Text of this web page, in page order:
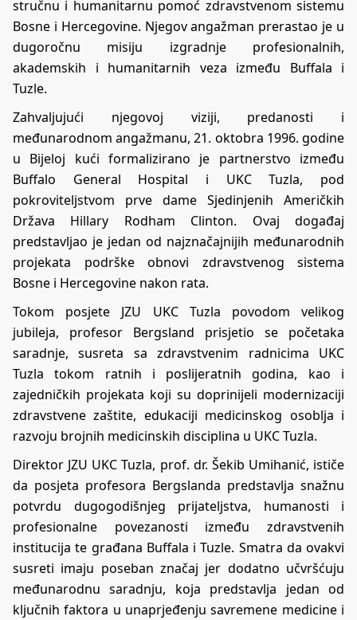
stručnu i humanitarnu pomoć zdravstvenom sistemu
Bosne i Hercegovine. Njegov angažman prerastao je u
dugoročnu misiju izgradnje profesionalnih,
akademskih i humanitarnih veza između Buffala i
Tuzle.
Zahvaljujući njegovoj viziji, predanosti i
međunarodnom angažmanu, 21. oktobra 1996. godine
u Bijeloj kući formalizirano je partnerstvo između
Buffalo General Hospital i UKC Tuzla, pod
pokroviteljstvom prve dame Sjedinjenih Američkih
Država Hillary Rodham Clinton. Ovaj događaj
predstavljao je jedan od najznačajnijih međunarodnih
projekata podrške obnovi zdravstvenog sistema
Bosne i Hercegovine nakon rata.
Tokom posjete JZU UKC Tuzla povodom velikog
jubileja, profesor Bergsland prisjetio se početaka
saradnje, susreta sa zdravstvenim radnicima UKC
Tuzla tokom ratnih i poslijeratnih godina, kao i
zajedničkih projekata koji su doprinijeli modernizaciji
zdravstvene zaštite, edukaciji medicinskog osoblja i
razvoju brojnih medicinskih disciplina u UKC Tuzla.
Direktor JZU UKC Tuzla, prof. dr. Šekib Umihanić, ističe
da posjeta profesora Bergslanda predstavlja snažnu
potvrdu dugogodišnjeg prijateljstva, humanosti i
profesionalne povezanosti između zdravstvenih
institucija te građana Buffala i Tuzle. Smatra da ovakvi
susreti imaju poseban značaj jer dodatno učvršćuju
međunarodnu saradnju, koja predstavlja jedan od
ključnih faktora u unaprjeđenju savremene medicine i